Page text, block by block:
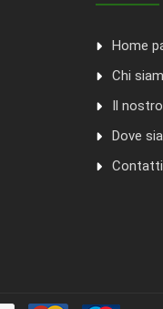
Home
Chi
Il
Dove
Contatti